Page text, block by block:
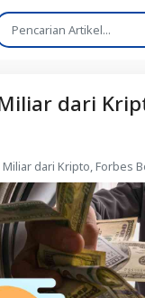
dari
dari Kripto, Forbes